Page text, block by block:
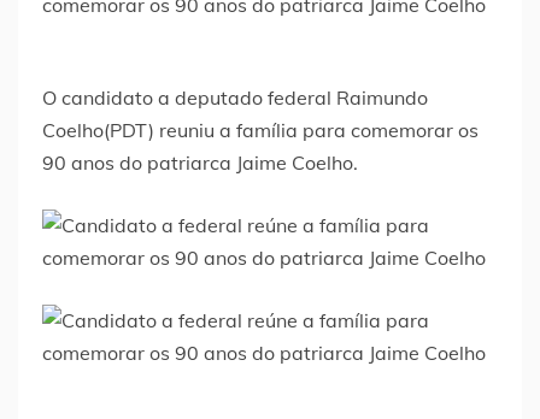
O candidato a deputado federal Raimundo
Coelho(PDT) reuniu a família para comemorar os
90 anos do patriarca Jaime Coelho.